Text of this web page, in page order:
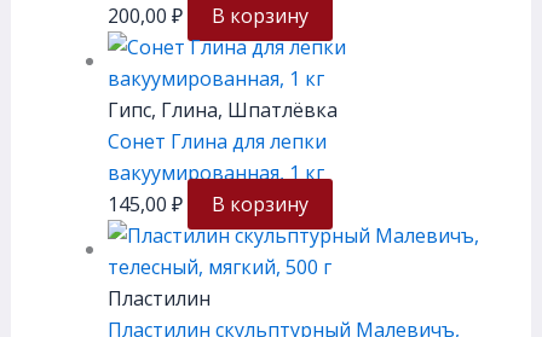
200,00 ₽ В корзину
Гипс, Глина, Шпатлёвка
Сонет Глина для лепки
вакуумированная, 1 кг
145,00 ₽ В корзину
Пластилин
Пластилин скульптурный Малевичъ,